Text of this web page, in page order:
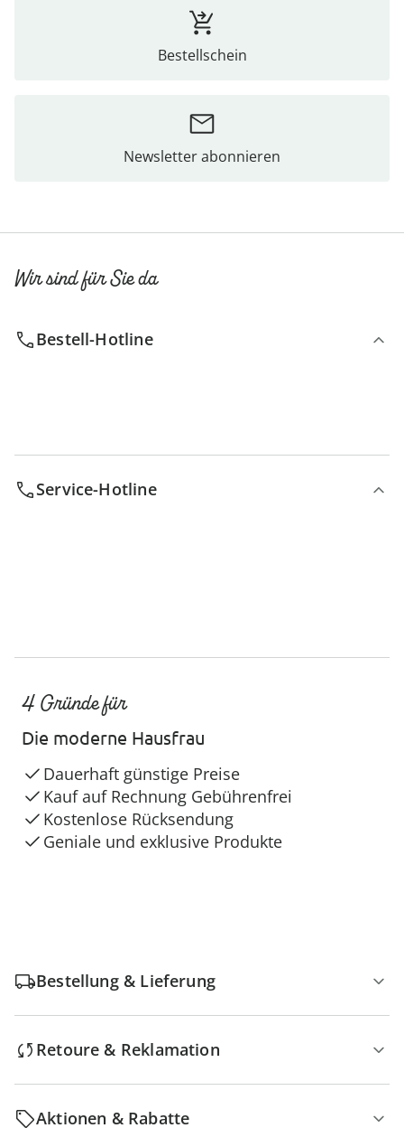
Bestellschein
Newsletter abonnieren
Wir sind für Sie da
Bestell-Hotline
Service-Hotline
4 Gründe für
Die moderne Hausfrau
Dauerhaft günstige Preise
Kauf auf Rechnung Gebührenfrei
Kostenlose Rücksendung
Geniale und exklusive Produkte
Bestellung & Lieferung
Retoure & Reklamation
Aktionen & Rabatte